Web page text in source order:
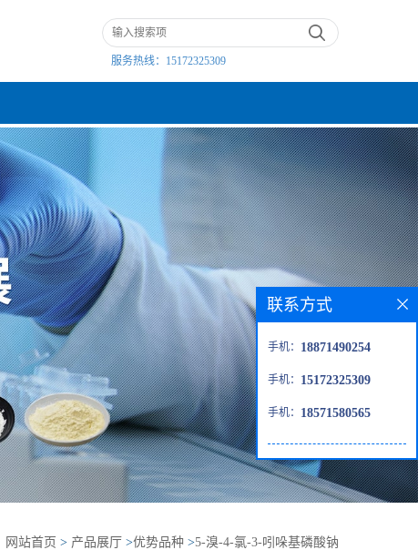
服务热线： 15172325309
网站首页 > 产品展厅 >优势品种 >5-溴-4-氯-3-吲哚基磷酸钠
联系方式
手机： 18871490254
手机： 15172325309
手机： 18571580565